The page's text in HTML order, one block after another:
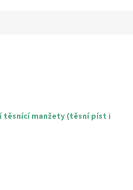
těsnící manžety (těsní píst i